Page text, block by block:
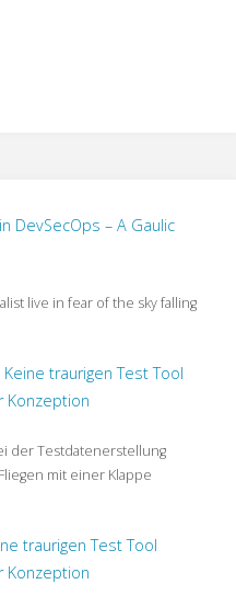
DevSecOps – A Gaulic
live in fear of the sky falling
traurigen Test Tool
Konzeption
der Testdatenerstellung
mit einer Klappe
traurigen Test Tool
Konzeption